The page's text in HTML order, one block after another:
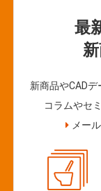
最
新商品やCAD
コラムやセ
メー